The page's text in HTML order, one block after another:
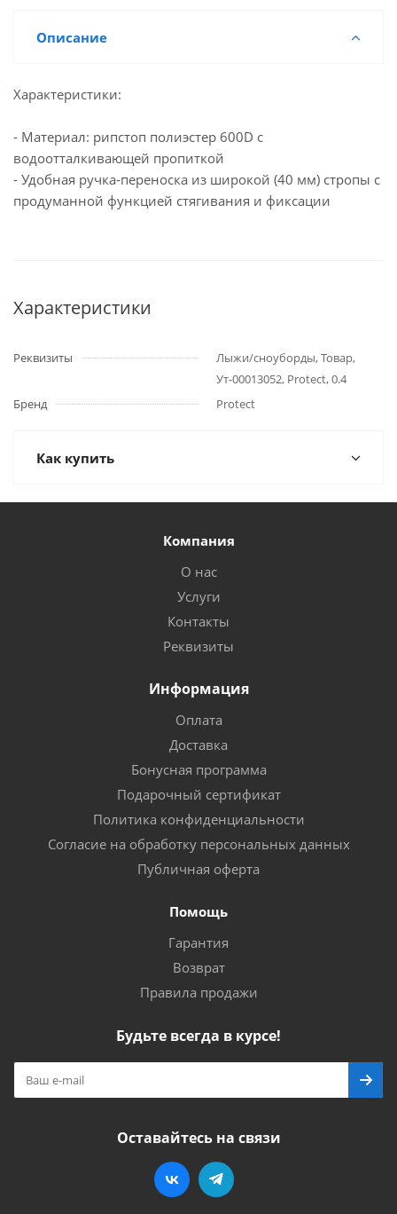
Описание
Характеристики:
- Материал: рипстоп полиэстер 600D с
водоотталкивающей пропиткой
- Удобная ручка-переноска из широкой (40 мм) стропы с
продуманной функцией стягивания и фиксации
Характеристики
Реквизиты
Лыжи/сноуборды, Товар,
Ут-00013052, Protect, 0.4
Бренд
Protect
Как купить
Компания
О нас
Услуги
Контакты
Реквизиты
Информация
Оплата
Доставка
Бонусная программа
Подарочный сертификат
Политика конфиденциальности
Согласие на обработку персональных данных
Публичная оферта
Помощь
Гарантия
Возврат
Правила продажи
Будьте всегда в курсе!
Оставайтесь на связи